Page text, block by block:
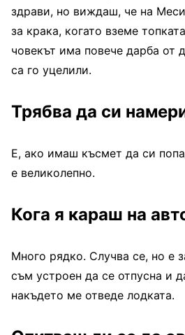
здрави, но виждаш, че на
за крака, когато вземе
човекът има повече дарба от
са го уцелили.
Трябва да си
Е, ако имаш късмет да си
е великолепно.
Кога я караш на
Много рядко. Случва се, но е
съм устроен да се отпусна и
накъдето ме отведе лодката.